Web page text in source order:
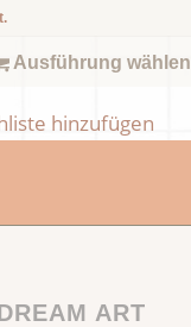
Ausführung wählen
hinzufügen
ART